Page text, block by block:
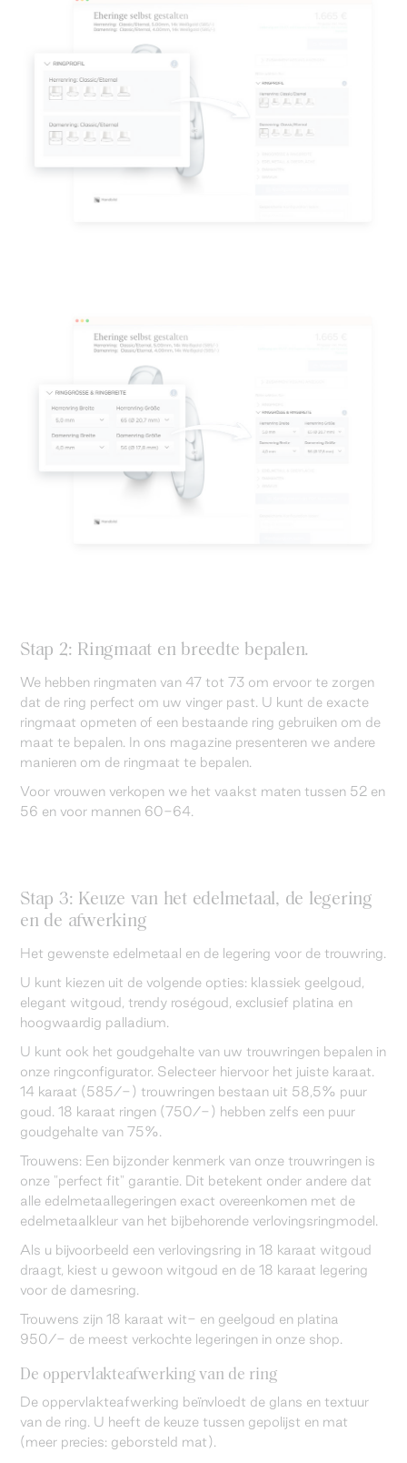
Stap 2: Ringmaat en breedte bepalen.
We hebben ringmaten van 47 tot 73 om ervoor te zorgen
dat de ring perfect om uw vinger past. U kunt de exacte
ringmaat opmeten of een bestaande ring gebruiken om de
maat te bepalen. In ons magazine presenteren we andere
manieren om de ringmaat te bepalen.
Voor vrouwen verkopen we het vaakst maten tussen 52 en
56 en voor mannen 60-64.
Stap 3: Keuze van het edelmetaal, de legering
en de afwerking
Het gewenste edelmetaal en de legering voor de trouwring.
U kunt kiezen uit de volgende opties: klassiek geelgoud,
elegant witgoud, trendy roségoud, exclusief platina en
hoogwaardig palladium.
U kunt ook het goudgehalte van uw trouwringen bepalen in
onze ringconfigurator. Selecteer hiervoor het juiste karaat.
14 karaat (585/-) trouwringen bestaan uit 58,5% puur
goud. 18 karaat ringen (750/-) hebben zelfs een puur
goudgehalte van 75%.
Trouwens: Een bijzonder kenmerk van onze trouwringen is
onze "perfect fit" garantie. Dit betekent onder andere dat
alle edelmetaallegeringen exact overeenkomen met de
edelmetaalkleur van het bijbehorende verlovingsringmodel.
Als u bijvoorbeeld een verlovingsring in 18 karaat witgoud
draagt, kiest u gewoon witgoud en de 18 karaat legering
voor de damesring.
Trouwens zijn 18 karaat wit- en geelgoud en platina
950/- de meest verkochte legeringen in onze shop.
De oppervlakteafwerking van de ring
De oppervlakteafwerking beïnvloedt de glans en textuur
van de ring. U heeft de keuze tussen gepolijst en mat
(meer precies: geborsteld mat).